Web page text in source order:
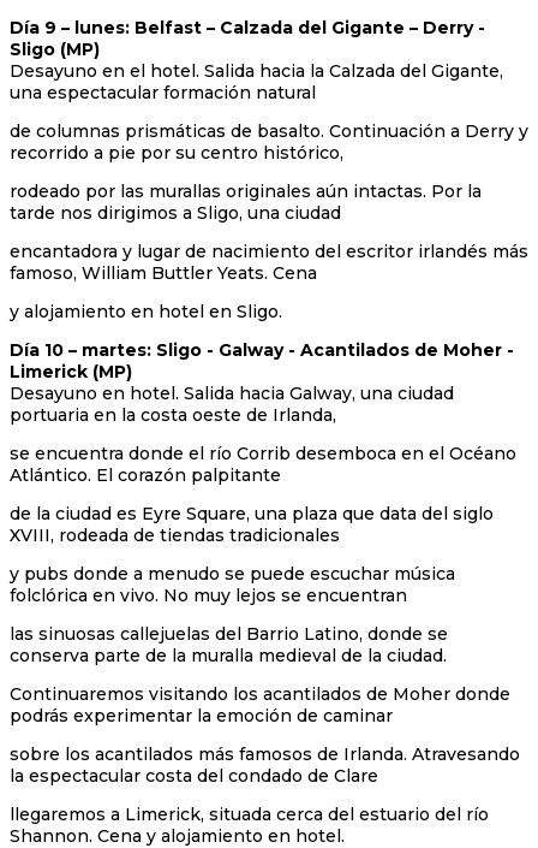
Día 9 – lunes: Belfast – Calzada del Gigante – Derry -
Sligo (MP)
Desayuno en el hotel. Salida hacia la Calzada del Gigante,
una espectacular formación natural
de columnas prismáticas de basalto. Continuación a Derry y
recorrido a pie por su centro histórico,
rodeado por las murallas originales aún intactas. Por la
tarde nos dirigimos a Sligo, una ciudad
encantadora y lugar de nacimiento del escritor irlandés más
famoso, William Buttler Yeats. Cena
y alojamiento en hotel en Sligo.
Día 10 – martes: Sligo - Galway - Acantilados de Moher -
Limerick (MP)
Desayuno en hotel. Salida hacia Galway, una ciudad
portuaria en la costa oeste de Irlanda,
se encuentra donde el río Corrib desemboca en el Océano
Atlántico. El corazón palpitante
de la ciudad es Eyre Square, una plaza que data del siglo
XVIII, rodeada de tiendas tradicionales
y pubs donde a menudo se puede escuchar música
folclórica en vivo. No muy lejos se encuentran
las sinuosas callejuelas del Barrio Latino, donde se
conserva parte de la muralla medieval de la ciudad.
Continuaremos visitando los acantilados de Moher donde
podrás experimentar la emoción de caminar
sobre los acantilados más famosos de Irlanda. Atravesando
la espectacular costa del condado de Clare
llegaremos a Limerick, situada cerca del estuario del río
Shannon. Cena y alojamiento en hotel.